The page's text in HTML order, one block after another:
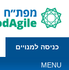
כניסה למנויים
MENU